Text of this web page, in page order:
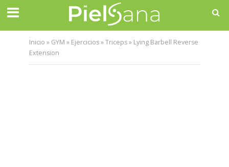
Inicio » GYM » Ejercicios»Triceps» Lying Barbell Reverse
Extension